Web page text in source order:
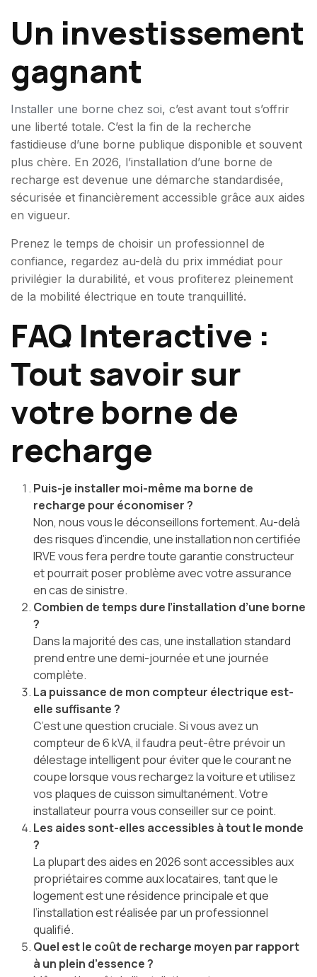
Un investissement
gagnant
Installer une borne chez soi, c’est avant tout s’offrir
une liberté totale. C’est la fin de la recherche
fastidieuse d’une borne publique disponible et souvent
plus chère. En 2026, l’installation d’une borne de
recharge est devenue une démarche standardisée,
sécurisée et financièrement accessible grâce aux aides
en vigueur.
Prenez le temps de choisir un professionnel de
confiance, regardez au-delà du prix immédiat pour
privilégier la durabilité, et vous profiterez pleinement
de la mobilité électrique en toute tranquillité.
FAQ Interactive :
Tout savoir sur
votre borne de
recharge
Puis-je installer moi-même ma borne de
recharge pour économiser ?
Non, nous vous le déconseillons fortement. Au-delà
des risques d’incendie, une installation non certifiée
IRVE vous fera perdre toute garantie constructeur
et pourrait poser problème avec votre assurance
en cas de sinistre.
Combien de temps dure l’installation d’une borne
?
Dans la majorité des cas, une installation standard
prend entre une demi-journée et une journée
complète.
La puissance de mon compteur électrique est-
elle suffisante ?
C’est une question cruciale. Si vous avez un
compteur de 6 kVA, il faudra peut-être prévoir un
délestage intelligent pour éviter que le courant ne
coupe lorsque vous rechargez la voiture et utilisez
vos plaques de cuisson simultanément. Votre
installateur pourra vous conseiller sur ce point.
Les aides sont-elles accessibles à tout le monde
?
La plupart des aides en 2026 sont accessibles aux
propriétaires comme aux locataires, tant que le
logement est une résidence principale et que
l’installation est réalisée par un professionnel
qualifié.
Quel est le coût de recharge moyen par rapport
à un plein d’essence ?